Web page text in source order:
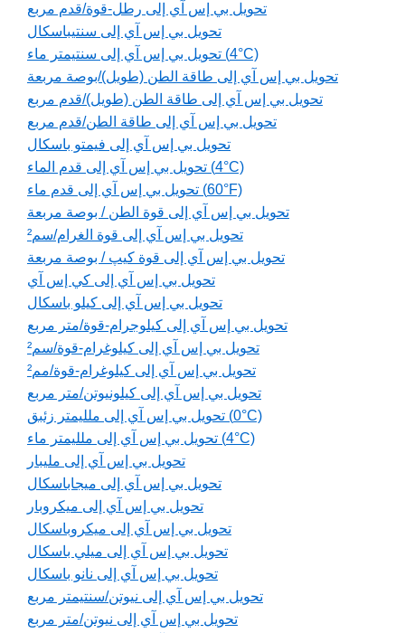
تحويل بي إس آي إلى رطل-قوة/قدم مربع
تحويل بي إس آي إلى سنتيباسكال
تحويل بي إس آي إلى سنتيمتر ماء (4°C)
تحويل بي إس آي إلى طاقة الطن (طويل)/بوصة مربعة
تحويل بي إس آي إلى طاقة الطن (طويل)/قدم مربع
تحويل بي إس آي إلى طاقة الطن/قدم مربع
تحويل بي إس آي إلى فيمتو باسكال
تحويل بي إس آي إلى قدم الماء (4°C)
تحويل بي إس آي إلى قدم ماء (60°F)
تحويل بي إس آي إلى قوة الطن / بوصة مربعة
تحويل بي إس آي إلى قوة الغرام/سم²
تحويل بي إس آي إلى قوة كيپ / بوصة مربعة
تحويل بي إس آي إلى كي إس آي
تحويل بي إس آي إلى كيلو باسكال
تحويل بي إس آي إلى كيلوجرام-قوة/متر مربع
تحويل بي إس آي إلى كيلوغرام-قوة/سم²
تحويل بي إس آي إلى كيلوغرام-قوة/مم²
تحويل بي إس آي إلى كيلونيوتن/متر مربع
تحويل بي إس آي إلى ملليمتر زئبق (0°C)
تحويل بي إس آي إلى ملليمتر ماء (4°C)
تحويل بي إس آي إلى مليبار
تحويل بي إس آي إلى ميجاباسكال
تحويل بي إس آي إلى ميكروبار
تحويل بي إس آي إلى ميكروباسكال
تحويل بي إس آي إلى ميلي باسكال
تحويل بي إس آي إلى نانو باسكال
تحويل بي إس آي إلى نيوتن/سنتيمتر مربع
تحويل بي إس آي إلى نيوتن/متر مربع